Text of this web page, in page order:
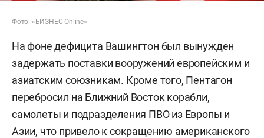
Фото: «БИЗНЕС Online»
На фоне дефицита Вашингтон был вынужден
задержать поставки вооружений европейским и
азиатским союзникам. Кроме того, Пентагон
перебросил на Ближний Восток корабли,
самолеты и подразделения ПВО из Европы и
Азии, что привело к сокращению американского